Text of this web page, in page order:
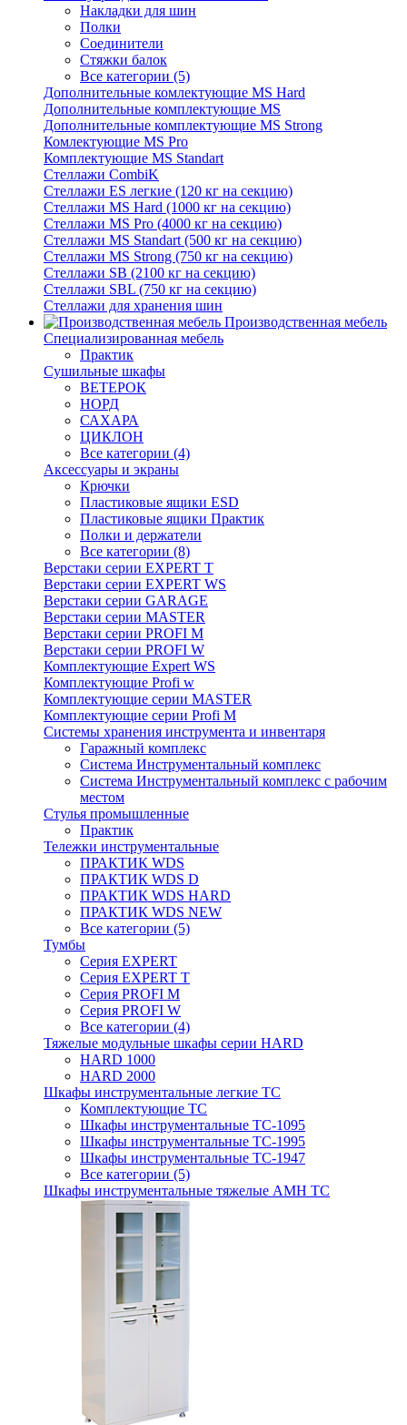
Накладки для шин
Полки
Соединители
Стяжки балок
Все категории (5)
Дополнительные комлектующие MS Hard
Дополнительные комплектующие MS
Дополнительные комплектующие MS Strong
Комлектующие MS Pro
Комплектующие MS Standart
Стеллажи CombiK
Стеллажи ES легкие (120 кг на секцию)
Стеллажи MS Hard (1000 кг на секцию)
Стеллажи MS Pro (4000 кг на секцию)
Стеллажи MS Standart (500 кг на секцию)
Стеллажи MS Strong (750 кг на секцию)
Стеллажи SB (2100 кг на секцию)
Стеллажи SBL (750 кг на секцию)
Стеллажи для хранения шин
Производственная мебель
Cпециализированная мебель
Практик
Cушильные шкафы
ВЕТЕРОК
НОРД
САХАРА
ЦИКЛОН
Все категории (4)
Аксессуары и экраны
Крючки
Пластиковые ящики ESD
Пластиковые ящики Практик
Полки и держатели
Все категории (8)
Верстаки серии EXPERT T
Верстаки серии EXPERT WS
Верстаки серии GARAGE
Верстаки серии MASTER
Верстаки серии PROFI M
Верстаки серии PROFI W
Комплектующие Expert WS
Комплектующие Profi w
Комплектующие серии MASTER
Комплектующие серии Profi M
Системы хранения инструмента и инвентаря
Гаражный комплекс
Система Инструментальный комплекс
Система Инструментальный комплекс с рабочим
местом
Стулья промышленные
Практик
Тележки инструментальные
ПРАКТИК WDS
ПРАКТИК WDS D
ПРАКТИК WDS HARD
ПРАКТИК WDS NEW
Все категории (5)
Тумбы
Серия EXPERT
Серия EXPERT T
Серия PROFI M
Серия PROFI W
Все категории (4)
Тяжелые модульные шкафы серии HARD
HARD 1000
HARD 2000
Шкафы инструментальные легкие ТС
Комплектующие ТС
Шкафы инструментальные TC-1095
Шкафы инструментальные TC-1995
Шкафы инструментальные ТС-1947
Все категории (5)
Шкафы инструментальные тяжелые AMH TC